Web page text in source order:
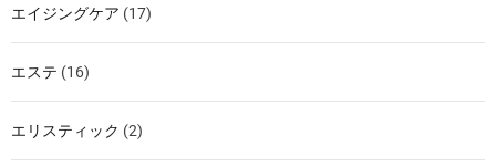
エイジングケア (17)
エステ (16)
エリスティック (2)